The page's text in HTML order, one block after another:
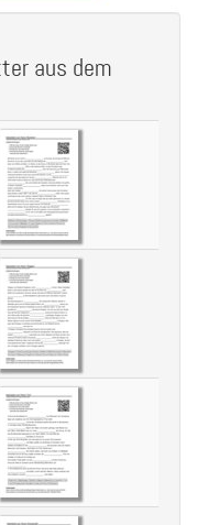
aus dem